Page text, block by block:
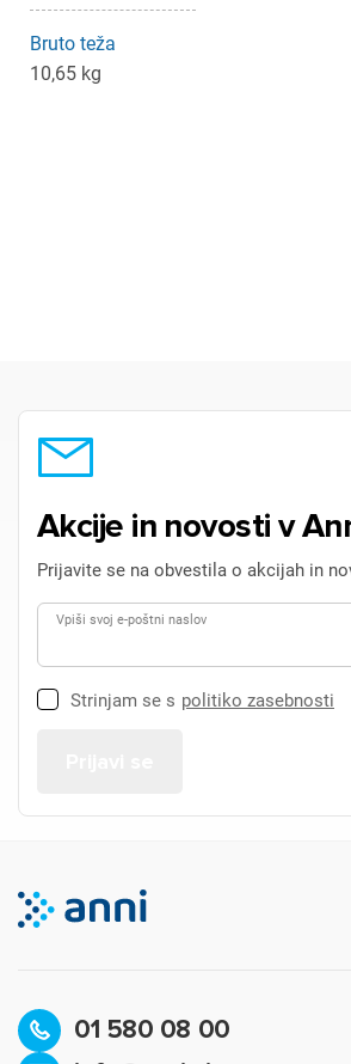
Bruto teža
10,65 kg
Akcije in novosti v
Prijavite se na obvestila o akcijah in
Vpiši svoj e-poštni naslov
Strinjam se s politiko zasebnosti
01 580 08 00